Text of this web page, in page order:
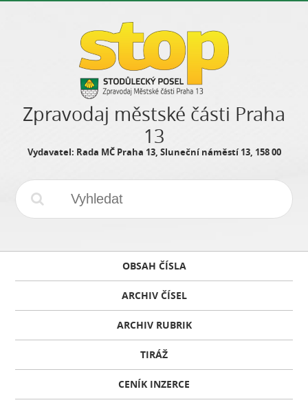
Zpravodaj městské části Praha
13
Vydavatel: Rada MČ Praha 13, Sluneční náměstí 13, 158 00
OBSAH ČÍSLA
ARCHIV ČÍSEL
ARCHIV RUBRIK
TIRÁŽ
CENÍK INZERCE